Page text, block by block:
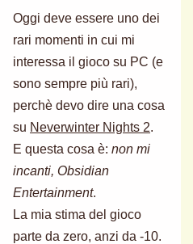
Oggi deve essere uno dei
rari momenti in cui mi
interessa il gioco su PC (e
sono sempre più rari),
perchè devo dire una cosa
su Neverwinter Nights 2.
E questa cosa è: non mi
incanti, Obsidian
Entertainment.
La mia stima del gioco
parte da zero, anzi da -10.